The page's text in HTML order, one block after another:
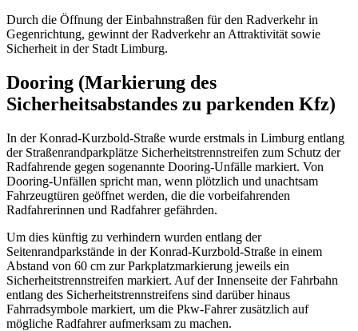
Durch die Öffnung der Einbahnstraßen für den Radverkehr in
Gegenrichtung, gewinnt der Radverkehr an Attraktivität sowie
Sicherheit in der Stadt Limburg.
Dooring (Markierung des
Sicherheitsabstandes zu parkenden Kfz)
In der Konrad-Kurzbold-Straße wurde erstmals in Limburg entlang
der Straßenrandparkplätze Sicherheitstrennstreifen zum Schutz der
Radfahrende gegen sogenannte Dooring-Unfälle markiert. Von
Dooring-Unfällen spricht man, wenn plötzlich und unachtsam
Fahrzeugtüren geöffnet werden, die die vorbeifahrenden
Radfahrerinnen und Radfahrer gefährden.
Um dies künftig zu verhindern wurden entlang der
Seitenrandparkstände in der Konrad-Kurzbold-Straße in einem
Abstand von 60 cm zur Parkplatzmarkierung jeweils ein
Sicherheitstrennstreifen markiert. Auf der Innenseite der Fahrbahn
entlang des Sicherheitstrennstreifens sind darüber hinaus
Fahrradsymbole markiert, um die Pkw-Fahrer zusätzlich auf
mögliche Radfahrer aufmerksam zu machen.